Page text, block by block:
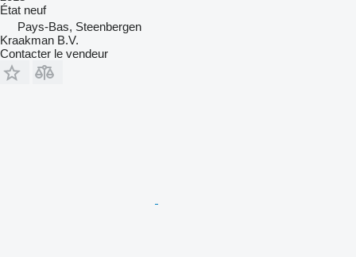
État neuf
Pays-Bas, Steenbergen
Kraakman B.V.
Contacter le vendeur